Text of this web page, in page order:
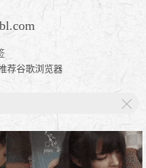
荐谷歌浏览器